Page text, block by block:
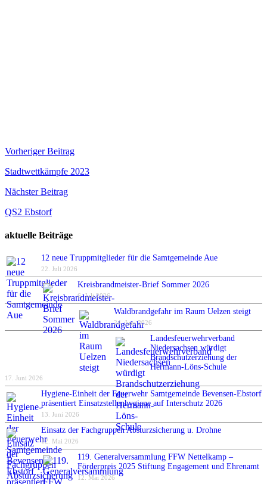
Beitragsnavigation
Vorheriger Beitrag
Stadtwettkämpfe 2023
Nächster Beitrag
QS2 Ebstorf
aktuelle Beiträge
12 neue Truppmitglieder für die Samtgemeinde Aue
22. Juli 2026
Kreisbrandmeister-Brief Sommer 2026
6. Juli 2026
Waldbrandgefahr im Raum Uelzen steigt
24. Juni 2026
Landesfeuerwehrverband
Niedersachsen würdigt
Brandschutzerziehung der
Hermann-Löns-Schule
17. Juni 2026
Hygiene-Einheit der Feuerwehr Samtgemeinde Bevensen-Ebstorf
präsentiert Einsatzstellenhygiene auf Interschutz 2026
13. Juni 2026
Einsatz der Fachgruppen Absturzsicherung u. Drohne
12. Mai 2026
119. Generalversammlung FFW Nettelkamp –
Förderpreis 2025 Stiftung Engagement und Ehrenamt
12. Mai 2026